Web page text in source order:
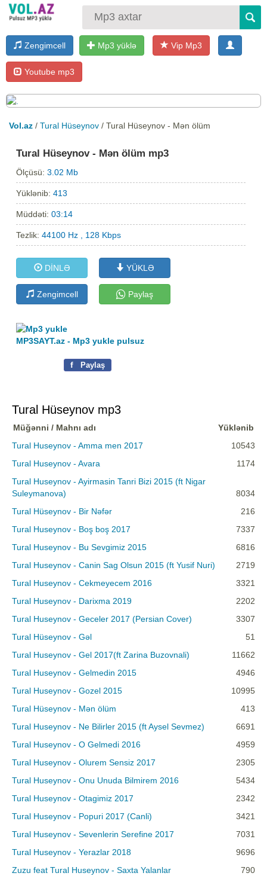
Zengimcell Mp3 yüklə Vip Mp3
Youtube mp3
Vol.az / Tural Hüseynov / Tural Hüseynov - Mən ölüm
Tural Hüseynov - Mən ölüm mp3
Ölçüsü:3.02 Mb
Yüklənib:413
Müddəti:03:14
Tezlik:44100 Hz , 128 Kbps
DİNLƏ YÜKLƏ
Zengimcell Paylaş
MP3SAYT.az - Mp3 yukle pulsuz
f Paylaş
Tural Hüseynov mp3
Müğənni / Mahnı adı
Yüklənib
Tural Huseynov - Amma men 2017
10543
Tural Huseynov - Avara
1174
Tural Huseynov - Ayirmasin Tanri Bizi 2015 (ft Nigar
Suleymanova)
8034
Tural Hüseynov - Bir Nəfər
216
Tural Huseynov - Boş boş 2017
7337
Tural Huseynov - Bu Sevgimiz 2015
6816
Tural Huseynov - Canin Sag Olsun 2015 (ft Yusif Nuri)
2719
Tural Huseynov - Cekmeyecem 2016
3321
Tural Huseynov - Darixma 2019
2202
Tural Huseynov - Geceler 2017 (Persian Cover)
3307
Tural Hüseynov - Gəl
51
Tural Huseynov - Gel 2017(ft Zarina Buzovnali)
11662
Tural Huseynov - Gelmedin 2015
4946
Tural Huseynov - Gozel 2015
10995
Tural Hüseynov - Mən ölüm
413
Tural Huseynov - Ne Bilirler 2015 (ft Aysel Sevmez)
6691
Tural Huseynov - O Gelmedi 2016
4959
Tural Huseynov - Olurem Sensiz 2017
2305
Tural Huseynov - Onu Unuda Bilmirem 2016
5434
Tural Huseynov - Otagimiz 2017
2342
Tural Huseynov - Popuri 2017 (Canli)
3421
Tural Huseynov - Sevenlerin Serefine 2017
7031
Tural Huseynov - Yerazlar 2018
9696
Zuzu feat Tural Huseynov - Saxta Yalanlar
790